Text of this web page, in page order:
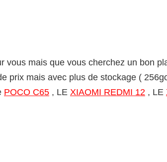
vous mais que vous cherchez un bon
prix mais avec plus de stockage (
POCO C65 , LE XIAOMI REDMI 12 , LE